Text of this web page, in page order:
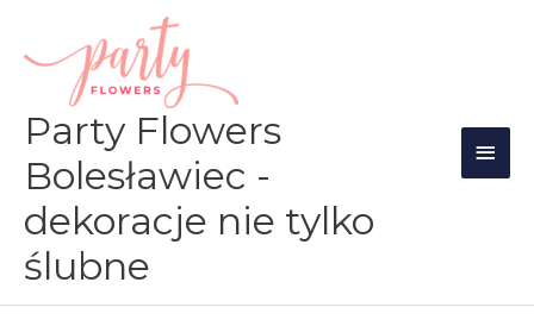
treści
Party Flowers
Bolesławiec -
dekoracje nie tylko
ślubne